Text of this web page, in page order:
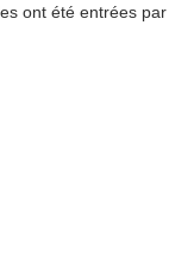
ont été entrées